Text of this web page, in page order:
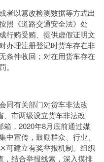
者以篡改检测数据等方式出
照《道路交通安全法》处
行贿受贿、提供虚假证明文
办理注册登记时货车存在非
条件收回；对在用货车存在
同有关部门对货车非法改
、市两级设立货车非法改
箱，2020年8月底前通过媒
宣传，鼓励群众、行业、
可建立有奖举报机制。组织
，结合举报线索，深入摸排